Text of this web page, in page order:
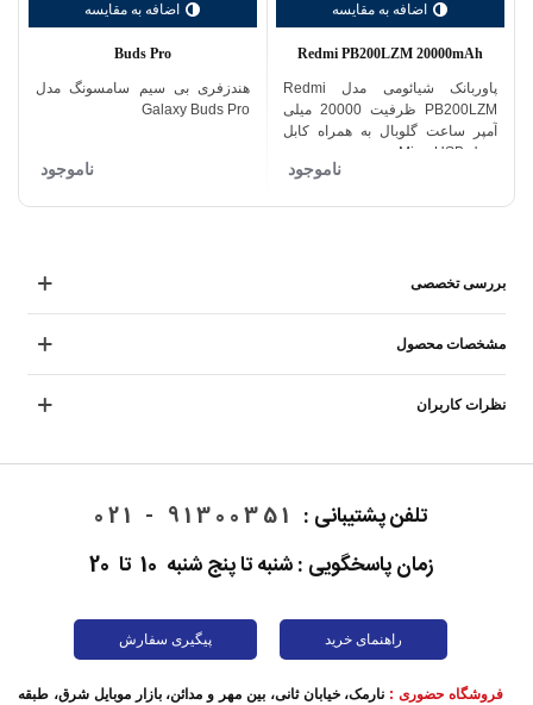
اضافه به مقایسه
Redmi PB200LZM 20000mAh
پاوربانک شیائومی مدل Redmi
PB200LZM ظرفیت 20000 میلی
آمپر ساعت گلوبال به همراه کابل
تبدیل MicroUSB
ناموجود
اضافه به مقایسه
Buds Pro
هندزفری بی سیم سامسونگ مدل
Galaxy Buds Pro
ناموجود
بررسی تخصصی
مشخصات محصول
نظرات کاربران
تلفن پشتیبانی : 91300351 - 021
زمان پاسخگویی : شنبه تا پنج شنبه 10 تا 20
راهنمای خرید پیگیری سفارش
فروشگاه حضوری : نارمک، خیابان ثانی، بین مهر و مدائن، بازار موبایل شرق، طبقه